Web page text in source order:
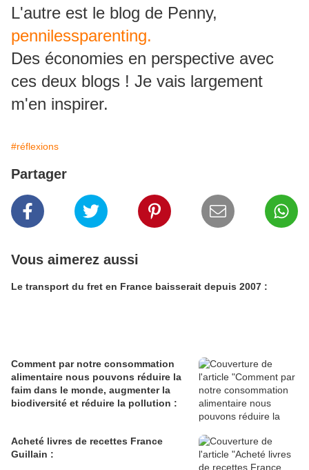
L'autre est le blog de Penny,
pennilessparenting.
Des économies en perspective avec
ces deux blogs ! Je vais largement
m'en inspirer.
#réflexions
Partager
Vous aimerez aussi
Le transport du fret en France baisserait depuis 2007 :
Comment par notre consommation
alimentaire nous pouvons réduire la
faim dans le monde, augmenter la
biodiversité et réduire la pollution :
Acheté livres de recettes France
Guillain :